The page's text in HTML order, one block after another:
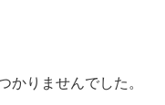
かりませんでした。